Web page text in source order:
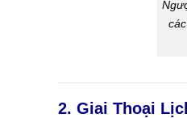
2. Giai Thoại